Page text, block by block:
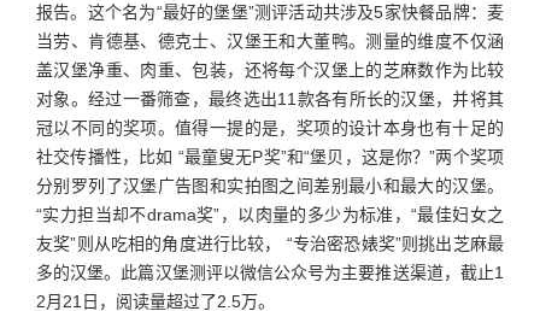
报告。这个名为“最好的堡堡”测评活动共涉及5家快餐品牌：麦
当劳、肯德基、德克士、汉堡王和大董鸭。测量的维度不仅涵
盖汉堡净重、肉重、包装，还将每个汉堡上的芝麻数作为比较
对象。经过一番筛查，最终选出11款各有所长的汉堡，并将其
冠以不同的奖项。值得一提的是，奖项的设计本身也有十足的
社交传播性，比如 “最童叟无P奖”和“堡贝，这是你？”两个奖项
分别罗列了汉堡广告图和实拍图之间差别最小和最大的汉堡。
“实力担当却不drama奖”，以肉量的多少为标准，“最佳妇女之
友奖”则从吃相的角度进行比较， “专治密恐婊奖”则挑出芝麻最
多的汉堡。此篇汉堡测评以微信公众号为主要推送渠道，截止1
2月21日，阅读量超过了2.5万。